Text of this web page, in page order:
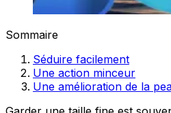
Sommaire
Séduire facilement
Une action minceur
Une amélioration de la